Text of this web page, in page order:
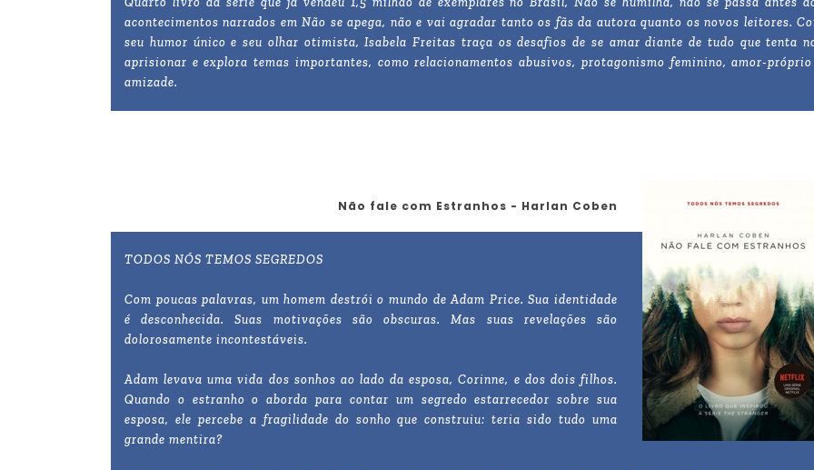
acontecimentos narrados em Não se apega, não e vai agradar tanto os fãs da autora quanto os novos leitores.
seu humor único e seu olhar otimista, Isabela Freitas traça os desafios de se amar diante de tudo que tenta
aprisionar e explora temas importantes, como relacionamentos abusivos, protagonismo feminino, amor-próprio
amizade.
Não fale com Estranhos - Harlan Coben
TODOS NÓS TEMOS SEGREDOS
Com poucas palavras, um homem destrói o mundo de Adam Price. Sua identidade
é desconhecida. Suas motivações são obscuras. Mas suas revelações são
dolorosamente incontestáveis.
Adam levava uma vida dos sonhos ao lado da esposa, Corinne, e dos dois filhos.
Quando o estranho o aborda para contar um segredo estarrecedor sobre sua
esposa, ele percebe a fragilidade do sonho que construiu: teria sido tudo uma
grande mentira?